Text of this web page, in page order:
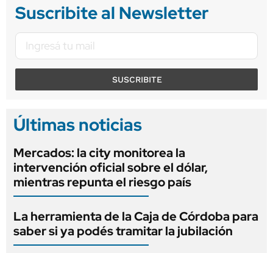
Suscribite al Newsletter
SUSCRIBITE
Últimas noticias
Mercados: la city monitorea la
intervención oficial sobre el dólar,
mientras repunta el riesgo país
La herramienta de la Caja de Córdoba para
saber si ya podés tramitar la jubilación